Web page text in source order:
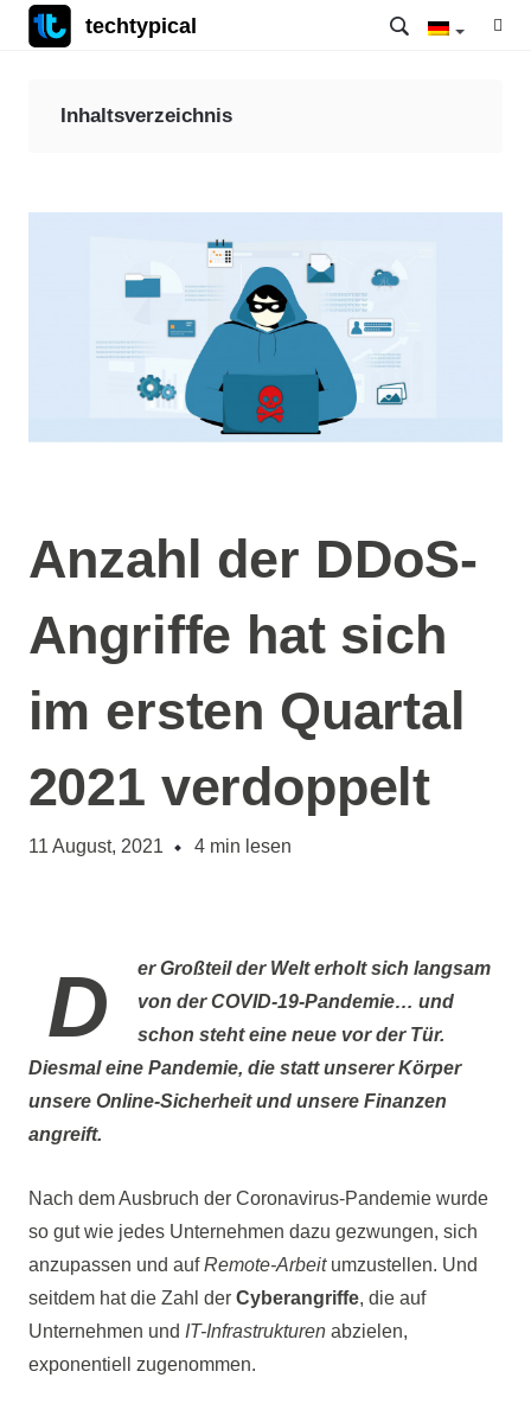
techtypical
Anzahl der DDoS-
Angriffe hat sich
im ersten Quartal
2021 verdoppelt
11 August, 2021 4 min lesen
Der Großteil der Welt erholt sich langsam von derCOVID-19-Pandemie… und
schon steht eine neue vor der Tür.
Diesmal eine Pandemie, die statt unserer Körper
unsere Online-Sicherheit und unsere Finanzen
angreift.
Nach dem Ausbruch der Coronavirus-Pandemie wurde
so gut wie jedes Unternehmen dazu gezwungen, sich
anzupassen und aufRemote-Arbeitumzustellen. Und
seitdem hat die Zahl der Cyberangriffe, die auf
Unternehmen und IT-Infrastrukturenabzielen,
exponentiell zugenommen.
Inhaltsverzeichnis